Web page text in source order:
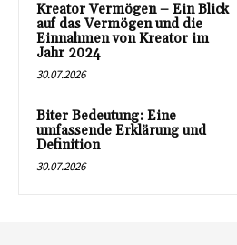
Kreator Vermögen – Ein Blick
auf das Vermögen und die
Einnahmen von Kreator im
Jahr 2024
30.07.2026
Biter Bedeutung: Eine
umfassende Erklärung und
Definition
30.07.2026